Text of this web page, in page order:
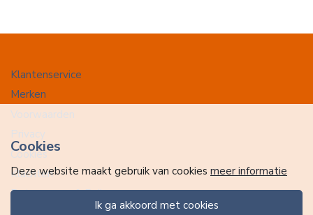
Klantenservice
Merken
Voorwaarden
Privacy
Cookies
Klachten
Retourneren & Ruilen
Cookies
Deze website maakt gebruik van cookies meer informatie
ik ga akkoord met cookies